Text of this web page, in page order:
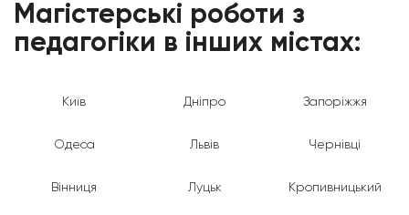
Магістерські роботи з
педагогіки в інших містах:
Київ Дніпро Запоріжжя
Одеса Львів Чернівці
Вінниця Луцьк Кропивницький